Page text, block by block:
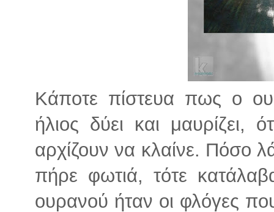
Κάποτε πίστευα πως ο
ήλιος δύει και μαυρίζει,
αρχίζουν να κλαίνε. Πόσο
πήρε φωτιά, τότε
ουρανού ήταν οι φλόγες